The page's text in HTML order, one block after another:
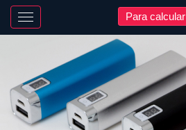
Nawigacja Para calcular